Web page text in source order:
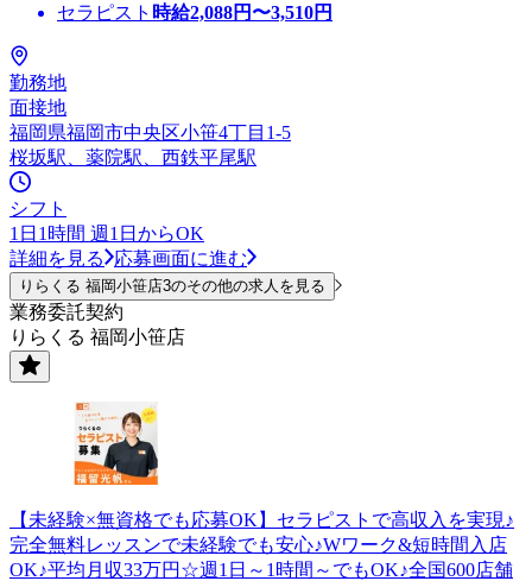
セラピスト 時給2,088円〜3,510円
勤務地
面接地
福岡県福岡市中央区小笹4丁目1-5
桜坂駅、薬院駅、西鉄平尾駅
シフト
1日1時間 週1日からOK
詳細を見る
応募画面に進む
りらくる 福岡小笹店3のその他の求人を見る
業務委託契約
りらくる 福岡小笹店
【未経験×無資格でも応募OK】セラピストで高収入を実現♪
完全無料レッスンで未経験でも安心♪Wワーク&短時間入店
OK♪平均月収33万円☆週1日～1時間～でもOK♪全国600店舗